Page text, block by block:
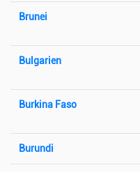
Brunei
Bulgarien
Burkina Faso
Burundi